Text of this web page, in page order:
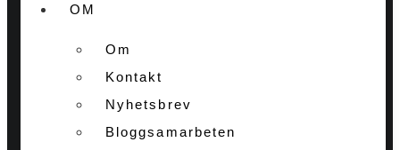
OM
Om
Kontakt
Nyhetsbrev
Bloggsamarbeten